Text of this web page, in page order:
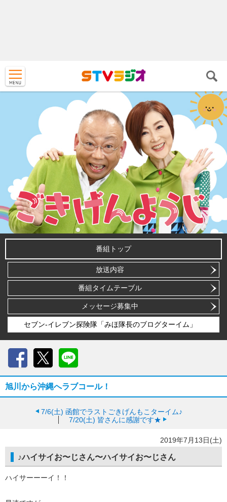
番組トップ
放送内容
番組タイムテーブル
メッセージ募集中
セブン-イレブン探険隊「みほ隊長のブログターイム」
旭川から沖縄へラブコール！
7/6(土) 函館でラストごきげんもこターイム♪
7/20(土) 皆さんに感謝です★
2019年7月13日(土)
♪ハイサイお〜じさん〜ハイサイお〜じさん
ハイサーーーイ！！